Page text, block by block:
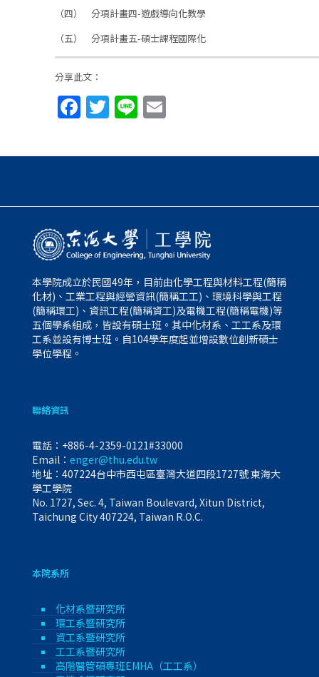
（四） 分項計畫四-遊戲導向化教學
（五） 分項計畫五-碩士課程國際化
分享此文：
Facebook
Twitter
LineEmail
本學院成立於民國49年，目前由化學工程與材料工程(簡稱
化材)、工業工程與經營資訊(簡稱工工)、環境科學與工程
(簡稱環工)、資訊工程(簡稱資工)及電機工程(簡稱電機)等
五個學系組成，皆設有碩士班。其中化材系、工工系及環
工系並設有博士班。自104學年度起並增設數位創新碩士
學位學程。
聯絡資訊
電話： +886-4-2359-0121#33000
Email： enger@thu.edu.tw
地址：407224台中市西屯區臺灣大道四段1727號 東海大
學工學院
No. 1727, Sec. 4, Taiwan Boulevard, Xitun District,
Taichung City 407224, Taiwan R.O.C.
本院系所
化材系暨研究所
環工系暨研究所
資工系暨研究所
工工系暨研究所
高階醫管碩專班EMHA（工工系）